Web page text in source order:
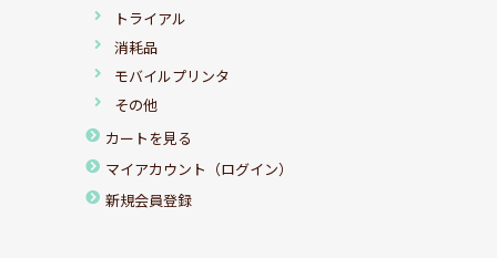
トライアル
消耗品
モバイルプリンタ
その他
カートを見る
マイアカウント（ログイン）
新規会員登録